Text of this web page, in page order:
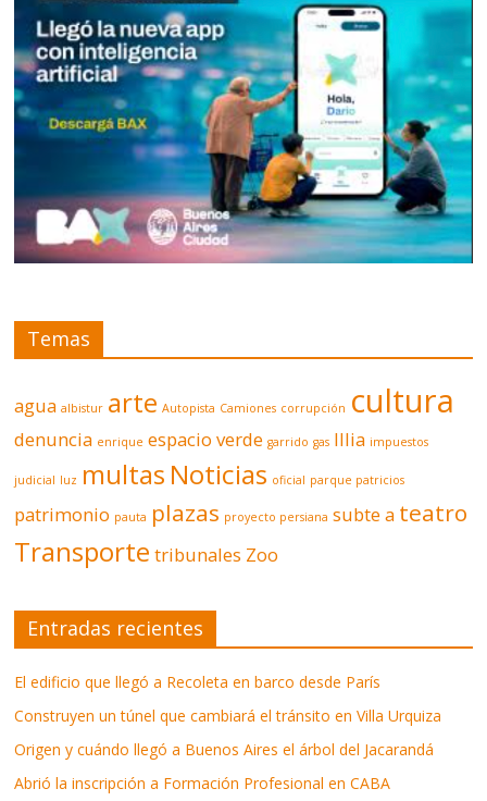
Temas
agua albistur arte Autopista Camiones corrupción cultura
denuncia enrique espacio verde garrido gas Illia impuestos
judicial luz multas Noticias oficial parque patricios
patrimonio pauta plazas proyecto persiana subte a teatro
Transporte tribunales Zoo
Entradas recientes
El edificio que llegó a Recoleta en barco desde París
Construyen un túnel que cambiará el tránsito en Villa Urquiza
Origen y cuándo llegó a Buenos Aires el árbol del Jacarandá
Abrió la inscripción a Formación Profesional en CABA